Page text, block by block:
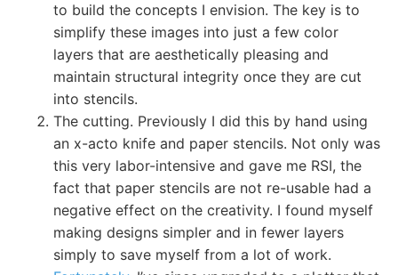
to build the concepts I envision. The key is to
simplify these images into just a few color
layers that are aesthetically pleasing and
maintain structural integrity once they are cut
into stencils.
The cutting. Previously I did this by hand using
an x-acto knife and paper stencils. Not only was
this very labor-intensive and gave me RSI, the
fact that paper stencils are not re-usable had a
negative effect on the creativity. I found myself
making designs simpler and in fewer layers
simply to save myself from a lot of work.